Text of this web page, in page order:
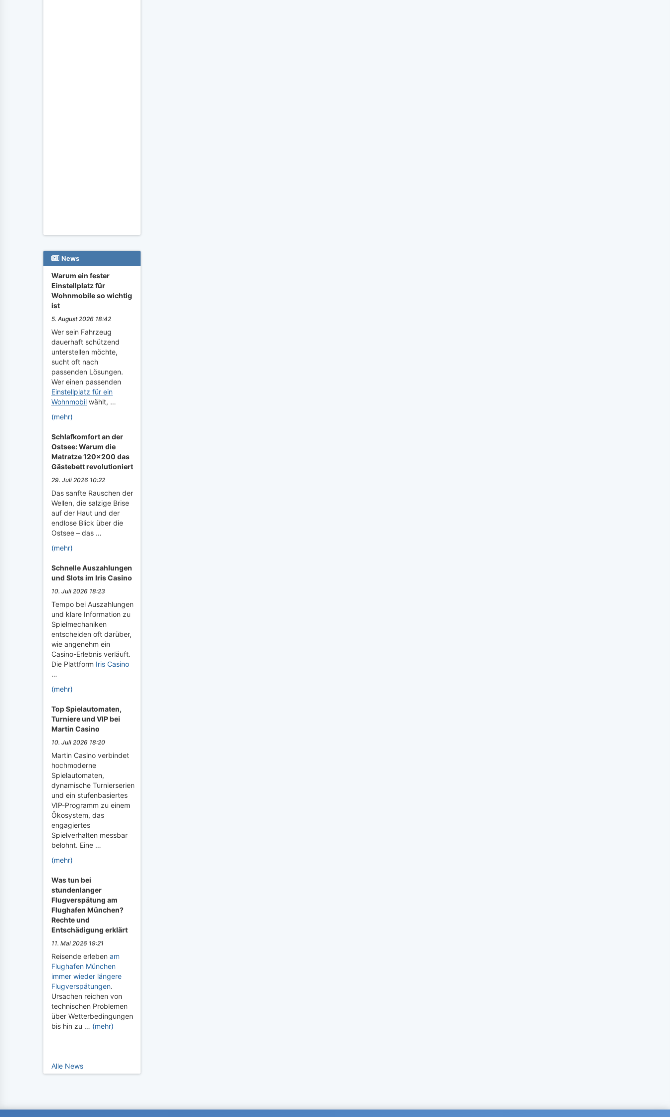
News
Warum ein fester
Einstellplatz für
Wohnmobile so wichtig
ist
5. August 2026 18:42
Wer sein Fahrzeug
dauerhaft schützend
unterstellen möchte,
sucht oft nach
passenden Lösungen.
Wer einen passenden
Einstellplatz für ein
Wohnmobil wählt, …
(mehr)
Schlafkomfort an der
Ostsee: Warum die
Matratze 120x200 das
Gästebett revolutioniert
29. Juli 2026 10:22
Das sanfte Rauschen der
Wellen, die salzige Brise
auf der Haut und der
endlose Blick über die
Ostsee – das …
(mehr)
Schnelle Auszahlungen
und Slots im Iris Casino
10. Juli 2026 18:23
Tempo bei Auszahlungen
und klare Information zu
Spielmechaniken
entscheiden oft darüber,
wie angenehm ein
Casino-Erlebnis verläuft.
Die Plattform Iris Casino
…
(mehr)
Top Spielautomaten,
Turniere und VIP bei
Martin Casino
10. Juli 2026 18:20
Martin Casino verbindet
hochmoderne
Spielautomaten,
dynamische Turnierserien
und ein stufenbasiertes
VIP-Programm zu einem
Ökosystem, das
engagiertes
Spielverhalten messbar
belohnt. Eine …
(mehr)
Was tun bei
stundenlanger
Flugverspätung am
Flughafen München?
Rechte und
Entschädigung erklärt
11. Mai 2026 19:21
Reisende erleben am
Flughafen München
immer wieder längere
Flugverspätungen.
Ursachen reichen von
technischen Problemen
über Wetterbedingungen
bis hin zu … (mehr)
Alle News